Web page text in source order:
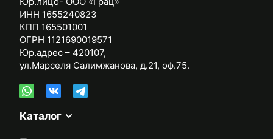
ИНН 1655240823
КПП 165501001
ОГРН 1121690019571
Юр.адрес – 420107,
ул.Марселя Салимжанова, д.21, оф.75.
Каталог